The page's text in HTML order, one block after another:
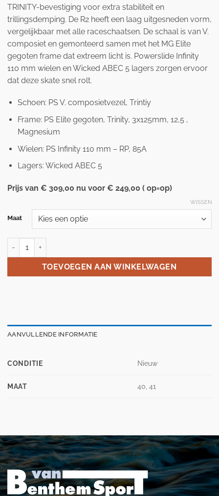
TRINITY-bevestiging voor extra stabiliteit en
trillingsdemping. De R2 heeft een laag uitgesneden vorm,
vergelijkbaar met alle raceschaatsen. De schaal is van V.
composiet en gemonteerd samen met het MG Elite
gegoten frame dat extreem licht is. Powerslide Infinity
110 mm wielen en Wicked ABEC 5 lagers zorgen ervoor
dat deze skate snel rolt.
Schoen: PS V. composietvezel, Trintiy
Frame: PS Elite gegoten, Trinity, 3x125mm, 12,5 ,
Magnesium
Wielen: PS Infinity 110 mm – RP, 85A
Lagers: Wicked ABEC 5
Prijs van € 309,00 nu voor € 249,00 ( op=op)
Maat
WISSEN
TOEVOEGEN AAN WINKELWAGEN
AANVULLENDE INFORMATIE
CONDITIE Nieuw
MAAT 40, 41